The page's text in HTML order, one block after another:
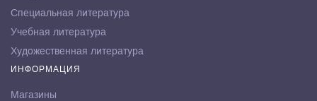
Специальная литература
Учебная литература
Художественная литература
ИНФОРМАЦИЯ
Магазины